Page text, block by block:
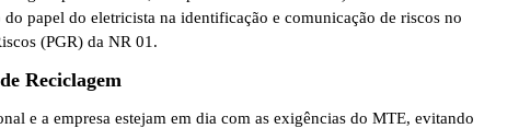
do papel do eletricista na identificação e comunicação de riscos no
(PGR) da NR 01.
Reciclagem
e a empresa estejam em dia com as exigências do MTE, evitando